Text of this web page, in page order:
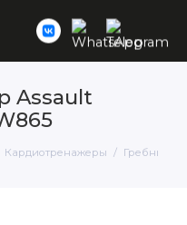
Assault
Кардиотренажеры Гребные